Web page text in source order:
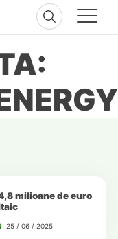
milioane de euro
25 / 06 / 2025